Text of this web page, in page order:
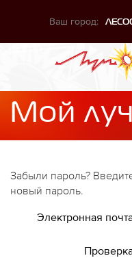
Ваш город:
Мой луч
Забыли пароль?
новый пароль.
Электронная